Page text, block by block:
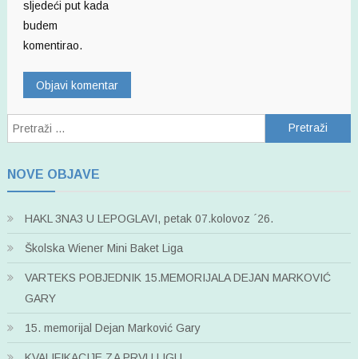
sljedeći put kada
budem
komentirao.
Pretraži:
NOVE OBJAVE
HAKL 3NA3 U LEPOGLAVI, petak 07.kolovoz ´26.
Školska Wiener Mini Baket Liga
VARTEKS POBJEDNIK 15.MEMORIJALA DEJAN MARKOVIĆ
GARY
15. memorijal Dejan Marković Gary